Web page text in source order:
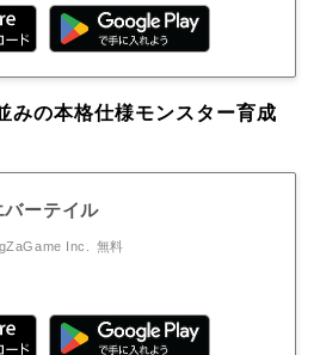
みの本格仕様モンスター育成
バーテイル
Inc. 無料